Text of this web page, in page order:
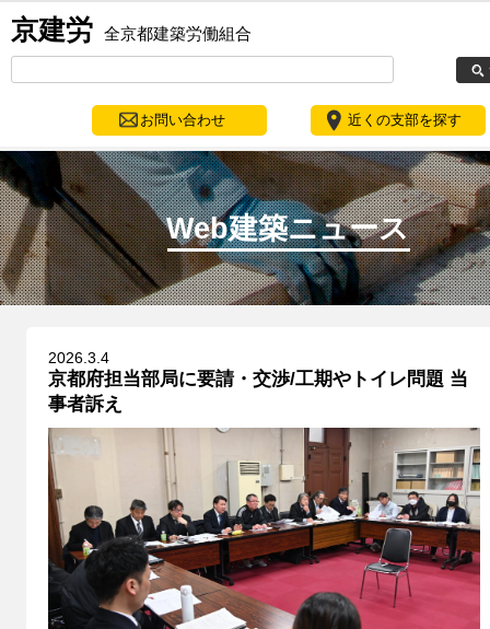
京建労 全京都建築労働組合
お問い合わせ 近くの支部を探す
Web建築ニュース
2026.3.4
京都府担当部局に要請・交渉/工期やトイレ問題 当
事者訴え